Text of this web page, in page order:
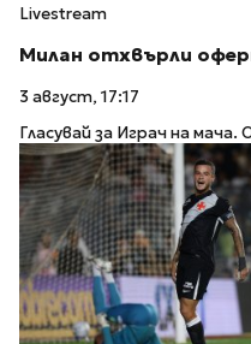
Livestream
Милан отхвърли
3 август, 17:17
Гласувай за Играч на